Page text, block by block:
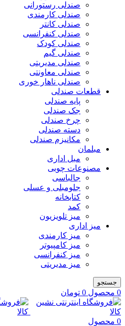
صندلی رستورانی
صندلی کارمندی
صندلی کانتر
صندلی کنفرانسی
صندلی کودک
صندلی گیم
صندلی مدیریتی
صندلی معاونتی
صندلی ناهار خوری
قطعات صندلی
پایه صندلی
جک صندلی
چرخ صندلی
دسته صندلی
مکانیزم صندلی
مبلمان
مبل اداری
مصنوعات چوبی
جالباسی
جلومبلی و عسلی
کتابخانه
کمد
میز تلویزیون
میز اداری
میز کارمندی
میز کامپیوتر
میز کنفرانسی
میز مدیریتی
جستجو
0 محصول 0 تومان
0 محصول